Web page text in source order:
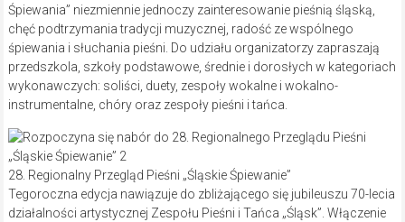
Śpiewania” niezmiennie jednoczy zainteresowanie pieśnią śląską,
chęć podtrzymania tradycji muzycznej, radość ze wspólnego
śpiewania i słuchania pieśni. Do udziału organizatorzy zapraszają
przedszkola, szkoły podstawowe, średnie i dorosłych w kategoriach
wykonawczych: soliści, duety, zespoły wokalne i wokalno-
instrumentalne, chóry oraz zespoły pieśni i tańca.
28. Regionalny Przegląd Pieśni „Śląskie Śpiewanie”
Tegoroczna edycja nawiązuje do zbliżającego się jubileuszu 70-lecia
działalności artystycznej Zespołu Pieśni i Tańca „Śląsk”. Włączenie